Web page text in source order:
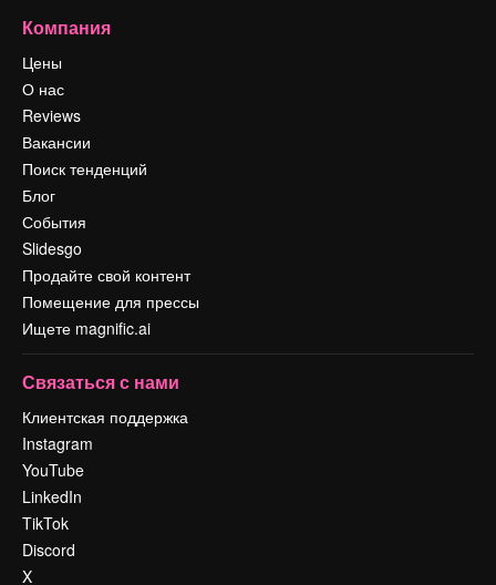
Компания
Цены
О нас
Reviews
Вакансии
Поиск тенденций
Блог
События
Slidesgo
Продайте свой контент
Помещение для прессы
Ищете magnific.ai
Связаться с нами
Клиентская поддержка
Instagram
YouTube
LinkedIn
TikTok
Discord
X